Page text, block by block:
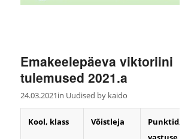
Emakeelepäeva viktoriini
tulemused 2021.a
24.03.2021in Uudised by kaido
Kool, klass Võistleja
Punktid,